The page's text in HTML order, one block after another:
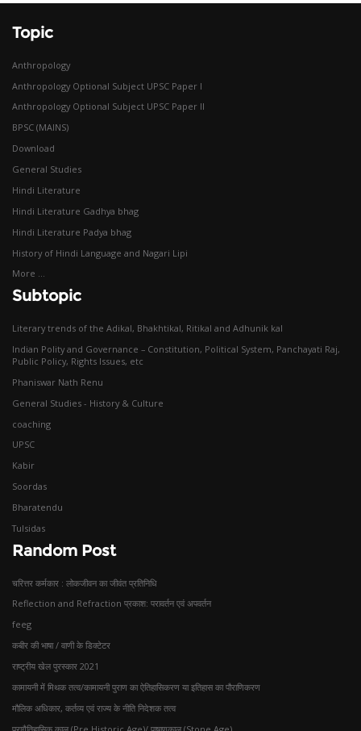
Topic
Anthropology
Anthropology Optional Subject UPSC Paper I
Anthropology Optional Subject UPSC Paper II
BPSC (MAINS)
Download
General Studies
Hindi Literature
Hindi Literature Gadhya bhag
Hindi Literature Padya bhag
History of Hindi Language and Nagari Lipi
More ...
Subtopic
Literary trends of the Adikal, Bhakhtikal, Ritikal and Adhunik kal
Indian Polity and Governance – Constitution, Political System, Panchayati Raj,
Public Policy, Rights Issues, etc
Phaniswar Nath Renu
General Studies - History & Culture
coaching
UPSC
Kabir
Soordas
Bharatendu
Tulsidas
Random Post
चरित्तर कर्मकार : लोकजीवन का जीवंत प्रतिनिधि
Reflection and Refraction प्रकाश: परावर्तन एवं अपवर्तन
feeg
कबीर की भाषा / वाणी के डिक्टेटर
राष्ट्रीय खेल पुरस्कार 2021
कामायनी में मिथक तत्व/कामायनी पुराण का ऐतिहासिकरण या इतिहास का पौराणिकरण
मौलिक अधिकार, कर्तव्य एवं राज्य के नीति निदेशक तत्व